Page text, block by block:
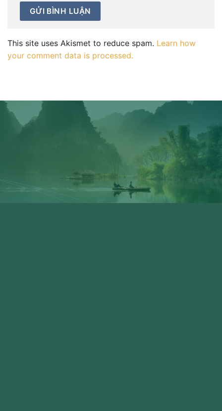
This site uses Akismet to reduce spam. Learn how
your comment data is processed.